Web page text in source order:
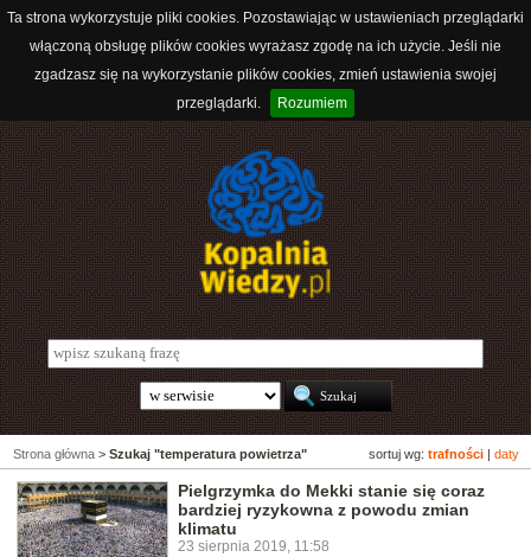
Ta strona wykorzystuje pliki cookies. Pozostawiając w ustawieniach przeglądarki
włączoną obsługę plików cookies wyrażasz zgodę na ich użycie. Jeśli nie
zgadzasz się na wykorzystanie plików cookies, zmień ustawienia swojej
przeglądarki.
Rozumiem
sortuj wg: trafności daty
Strona główna > Szukaj "temperatura powietrza"
Pielgrzymka do Mekki stanie się coraz
bardziej ryzykowna z powodu zmian
klimatu
23 sierpnia 2019, 11:58